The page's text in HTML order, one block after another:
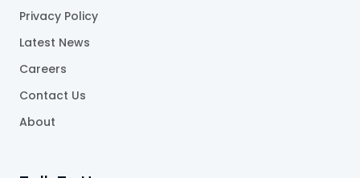
Privacy Policy
Latest News
Careers
Contact Us
About